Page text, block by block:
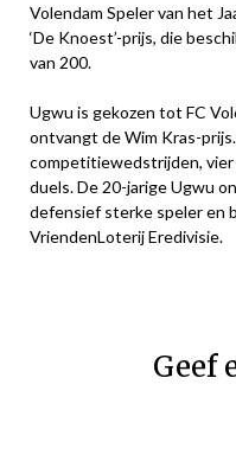
Volendam Speler van het
‘De Knoest’-prijs, die
van 200.
Ugwu is gekozen tot FC
ontvangt de Wim Kras-
competitiewedstrijden,
duels. De 20-jarige Ugwu
defensief sterke speler en
VriendenLoterij Eredivisie.
Geef